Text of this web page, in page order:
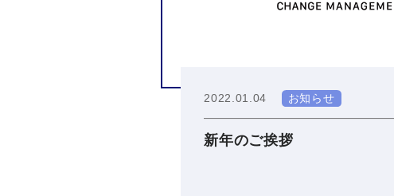
2022.01.04 お知らせ
新年のご挨拶